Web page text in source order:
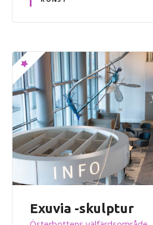
Exuvia -skulptur